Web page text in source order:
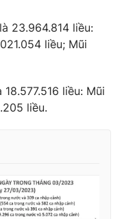
sản
Việt
23.964.814 liều:
liều; Mũi
liều: Mũi
liều.